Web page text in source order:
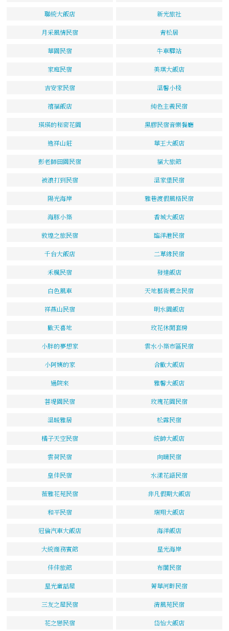
聯統大飯店 新光旅社
月采風情民宿 青松居
華園民宿 牛車驛站
家庭民宿 美琪大飯店
吉安家民宿 溫馨小棧
禧福飯店 純色主義民宿
瑛瑛的秘密花園 黑膠民宿音樂餐廳
逸祥山莊 華王大飯店
彭老師田園民宿 福大旅館
被浪打到民宿 溫家堡民宿
陽光海岸 雅巷渡假風格民宿
海豚小築 香城大飯店
敦煌之旅民宿 臨洋港民宿
千台大飯店 二草緣民宿
禾楓民宿 發達飯店
白色風車 天地藝術概念民宿
祥燕山民宿 明水園飯店
歡天喜地 玫花休閒套房
小胖的夢想家 雲水小築市區民宿
小阿姨的家 合歡大飯店
過院來 雅馨大飯店
菩堤園民宿 玫瑰花園民宿
溫暖雅居 松露民宿
橘子天空民宿 統帥大飯店
雲荷民宿 向晴民宿
皇佳民宿 水漾花語民宿
薇雅花苑民宿 非凡假期大飯店
和平民宿 瑞翔大飯店
冠倫汽車大飯店 海洋飯店
大統商務賓館 星光海岸
佳佳旅館 布閣民宿
星光童話屋 菁華河畔民宿
三友之屋民宿 清風苑民宿
花之戀民宿 岱怡大飯店